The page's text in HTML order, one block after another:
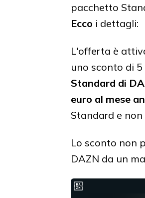
pacchetto
Ecco i dettagli:
L'offerta è
uno sconto di
Standard di
euro al mese
Standard e
Lo sconto non
DAZN da un